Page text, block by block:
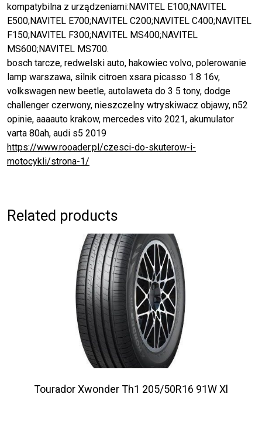
kompatybilna z urządzeniami:NAVITEL E100;NAVITEL
E500;NAVITEL E700;NAVITEL C200;NAVITEL C400;NAVITEL
F150;NAVITEL F300;NAVITEL MS400;NAVITEL
MS600;NAVITEL MS700.
bosch tarcze, redwelski auto, hakowiec volvo, polerowanie
lamp warszawa, silnik citroen xsara picasso 1.8 16v,
volkswagen new beetle, autolaweta do 3 5 tony, dodge
challenger czerwony, nieszczelny wtryskiwacz objawy, n52
opinie, aaaauto krakow, mercedes vito 2021, akumulator
varta 80ah, audi s5 2019
https://www.rooader.pl/czesci-do-skuterow-i-
motocykli/strona-1/
Related products
Tourador Xwonder Th1 205/50R16 91W Xl